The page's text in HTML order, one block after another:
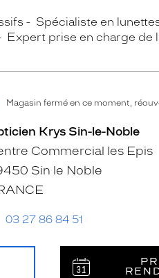
Spécialiste en
Expert prise en charge de
Magasin fermé en ce moment,
Krys Sin-le-Noble
Commercial les Epis
Sin le Noble
03 27 86 84 51